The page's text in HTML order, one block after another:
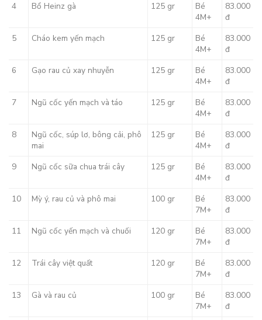
4
Bổ Heinz gà 125 gr
Bé
4M+
83.000
đ
5
Cháo kem yến mạch 125 gr
Bé
4M+
83.000
đ
6
Gạo rau củ xay nhuyễn 125 gr
Bé
4M+
83.000
đ
7
Ngũ cốc yến mạch và táo 125 gr
Bé
4M+
83.000
đ
8
Ngũ cốc, súp lơ, bông cải, phô
mai
125 gr
Bé
4M+
83.000
đ
9
Ngũ cốc sữa chua trái cây 125 gr
Bé
4M+
83.000
đ
10
Mỳ ý, rau củ và phô mai 100 gr
Bé
7M+
83.000
đ
11
Ngũ cốc yến mạch và chuối 120 gr
Bé
7M+
83.000
đ
12
Trái cây việt quất 120 gr
Bé
7M+
83.000
đ
13
Gà và rau củ 100 gr
Bé
7M+
83.000
đ